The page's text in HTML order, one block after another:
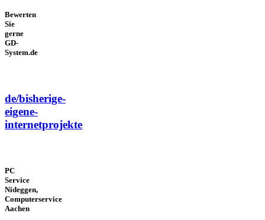
Bewerten
Sie
gerne
GD-
System.de
de/bisherige-
eigene-
internetprojekte
PC
Service
Nideggen,
Computerservice
Aachen